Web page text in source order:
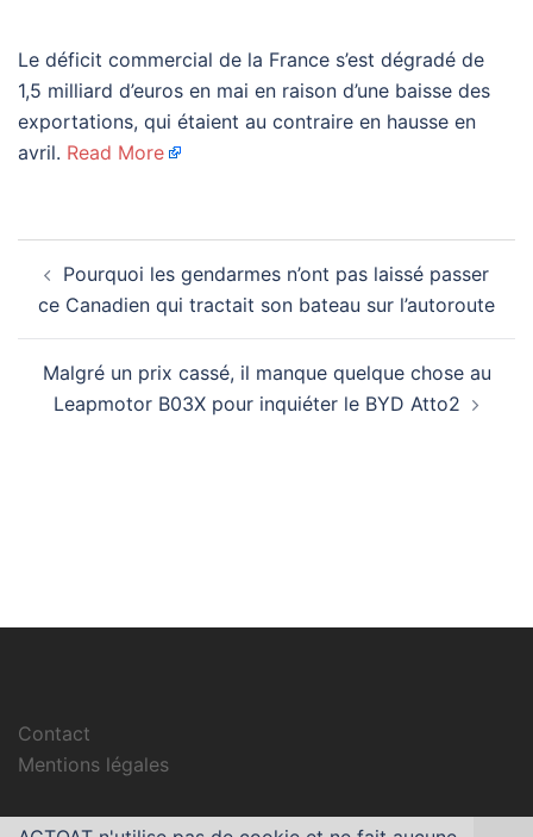
Le déficit commercial de la France s’est dégradé de
1,5 milliard d’euros en mai en raison d’une baisse des
exportations, qui étaient au contraire en hausse en
avril. Read More
d’article
Pourquoi les gendarmes n’ont pas laissé passer
ce Canadien qui tractait son bateau sur l’autoroute
Malgré un prix cassé, il manque quelque chose au
Leapmotor B03X pour inquiéter le BYD Atto2
Contact
Mentions légales